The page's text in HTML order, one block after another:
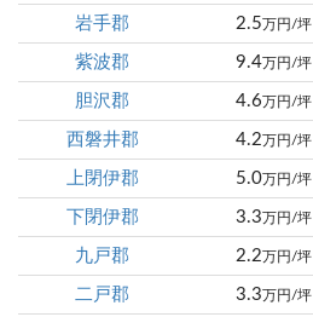
岩手郡 2.5 万円/坪
紫波郡 9.4万円/坪
胆沢郡 4.6 万円/坪
西磐井郡 4.2 万円/坪
上閉伊郡 5.0万円/坪
下閉伊郡 3.3 万円/坪
九戸郡 2.2 万円/坪
二戸郡 3.3 万円/坪